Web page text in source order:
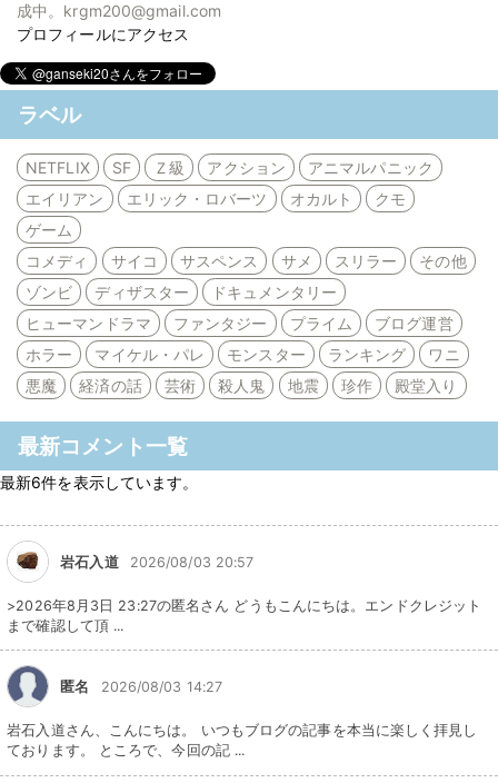
成中。krgm200@gmail.com
プロフィールにアクセス
ラベル
NETFLIX SF Ｚ級 アクション
アニマルパニック
エイリアン
エリック・ロバーツ オカルト
クモ
ゲーム
コメディ
サイコ サスペンス サメ スリラー
その他
ゾンビ
ディザスター
ドキュメンタリー
ヒューマンドラマ
ファンタジー プライム
ブログ運営
ホラー
マイケル・パレ モンスター ランキング
ワニ
悪魔
経済の話 芸術 殺人鬼 地震 珍作 殿堂入り
最新コメント一覧
最新6件を表示しています。
岩石入道 2026/08/03 20:57
>2026年8月3日 23:27の匿名さん どうもこんにちは。エンドクレジット
まで確認して頂 ...
匿名 2026/08/03 14:27
岩石入道さん、こんにちは。 いつもブログの記事を本当に楽しく拝見し
ております。 ところで、今回の記 ...